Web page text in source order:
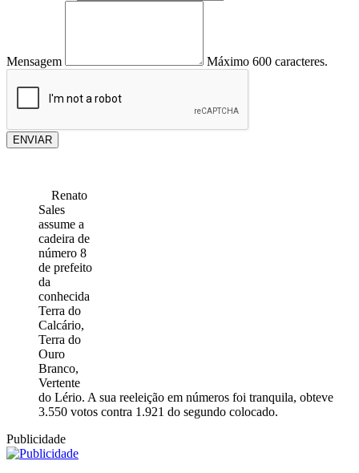
Mensagem Máximo 600 caracteres.
ENVIAR
Renato
Sales
assume a
cadeira de
número 8
de prefeito
da
conhecida
Terra do
Calcário,
Terra do
Ouro
Branco,
Vertente
do Lério. A sua reeleição em números foi tranquila, obteve
3.550 votos contra 1.921 do segundo colocado.
Publicidade